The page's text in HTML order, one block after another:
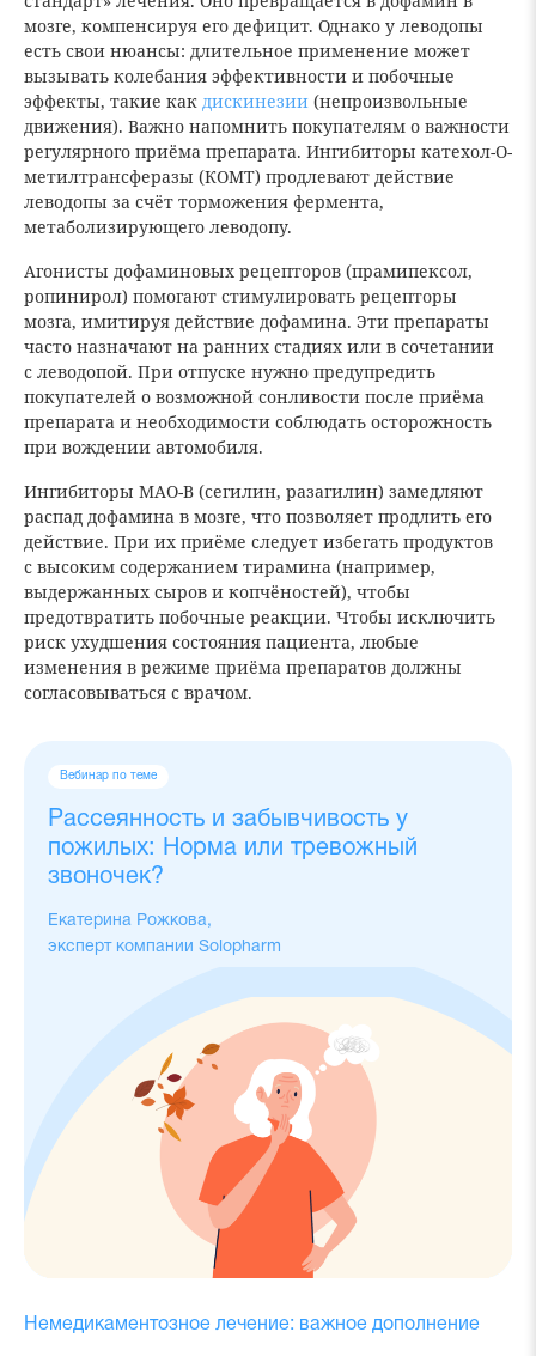
мозге, компенсируя его дефицит. Однако у леводопы
есть свои нюансы: длительное применение может
вызывать колебания эффективности и побочные
эффекты, такие как дискинезии (непроизвольные
движения). Важно напомнить покупателям о важности
регулярного приёма препарата. Ингибиторы катехол-О-
метилтрансферазы (КОМТ) продлевают действие
леводопы за счёт торможения фермента,
метаболизирующего леводопу.
Агонисты дофаминовых рецепторов (прамипексол,
ропинирол) помогают стимулировать рецепторы
мозга, имитируя действие дофамина. Эти препараты
часто назначают на ранних стадиях или в сочетании
с леводопой. При отпуске нужно предупредить
покупателей о возможной сонливости после приёма
препарата и необходимости соблюдать осторожность
при вождении автомобиля.
Ингибиторы МАО-В (сегилин, разагилин) замедляют
распад дофамина в мозге, что позволяет продлить его
действие. При их приёме следует избегать продуктов
с высоким содержанием тирамина (например,
выдержанных сыров и копчёностей), чтобы
предотвратить побочные реакции. Чтобы исключить
риск ухудшения состояния пациента, любые
изменения в режиме приёма препаратов должны
согласовываться с врачом.
Рассеянность и забывчивость у
пожилых: Норма или тревожный
звоночек?
Вебинар по теме
Екатерина Рожкова,
эксперт компании Solopharm
Немедикаментозное лечение: важное дополнение